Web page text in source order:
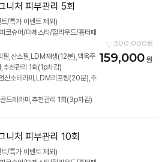
니처 피부관리 5회
/특가 이벤트 제외)
코슈어/마제스티/헐리우드/흉터패
필,산소필,LDM재생(12분),백옥주
추천관리 1회(1p차감)
산소테라피,LDM리프팅(20분),추
드테라피,추천관리 1회(3p차감)
300,000
159,000
처 피부관리 10회
/특가 이벤트 제외)